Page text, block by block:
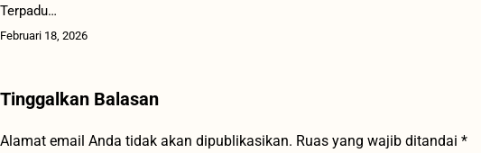
Terpadu…
Februari 18, 2026
Tinggalkan Balasan
Alamat email Anda tidak akan dipublikasikan. Ruas yang wajib ditandai *